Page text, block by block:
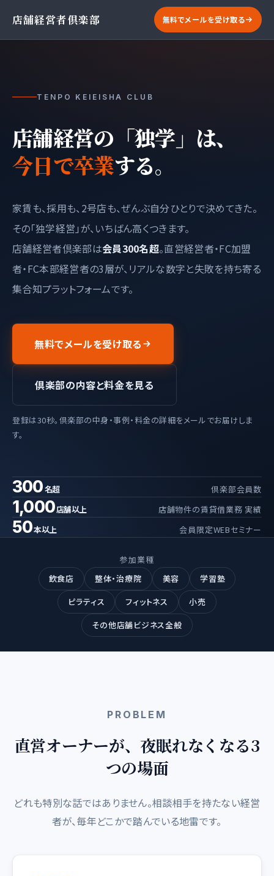
店舗経営者倶楽部 無料でメールを受け取る
TENPO KEIEISHA CLUB
店舗経営の「独学」は、
今日で卒業する。
家賃も、採用も、2号店も、ぜんぶ自分ひとりで決めてきた。
その「独学経営」が、いちばん高くつきます。
店舗経営者倶楽部は会員300名超。直営経営者・FC加盟
者・FC本部経営者の3層が、リアルな数字と失敗を持ち寄る
集合知プラットフォームです。
無料でメールを受け取る
倶楽部の内容と料金を見る
登録は30秒。倶楽部の中身・事例・料金の詳細をメールでお届けしま
す。
300名超 倶楽部会員数
1,000店舗以上 店舗物件の賃貸借業務 実績
50本以上 会員限定WEBセミナー
参加業種
飲食店
整体・治療院 美容
学習塾
ピラティス
フィットネス
小売
その他店舗ビジネス全般
PROBLEM
直営オーナーが、夜眠れなくなる3
つの場面
どれも特別な話ではありません。相談相手を持たない経営
者が、毎年どこかで踏んでいる地雷です。